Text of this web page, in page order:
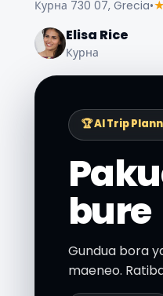
Курна 730 07, Grecia•
Elisa Rice
Курна
🏆 AI Trip
bure
Gundua bora
maeneo.